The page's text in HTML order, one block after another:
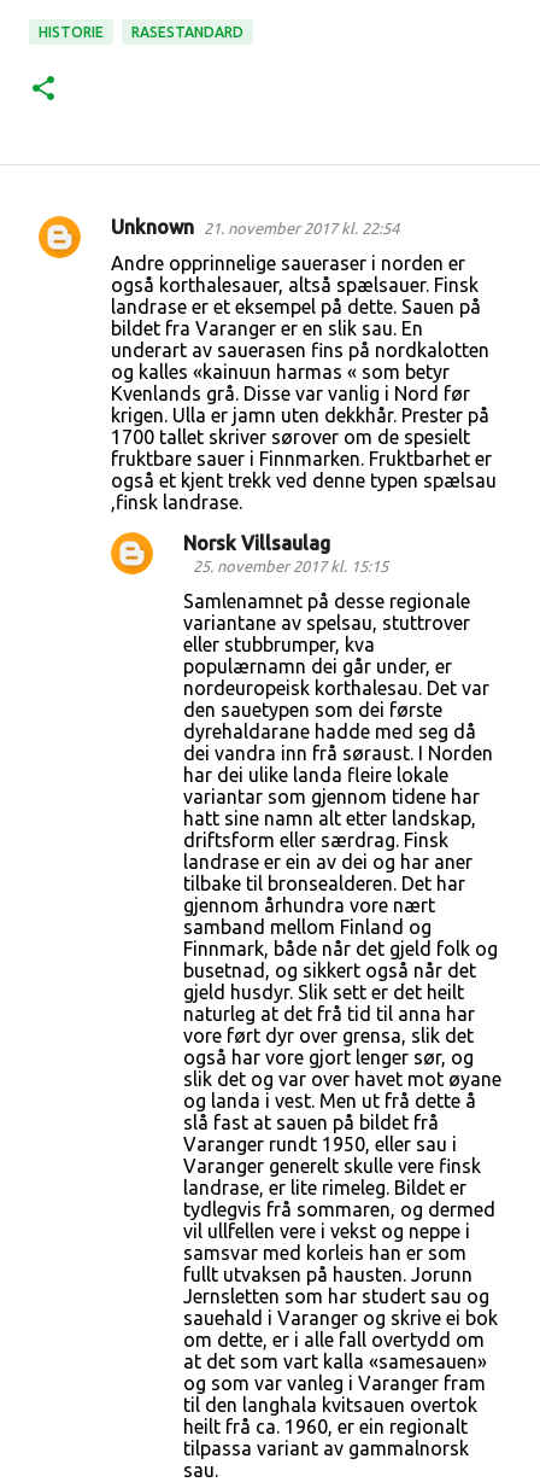
HISTORIE RASESTANDARD
K
Unknown 21. november 2017 kl. 22:54
Andre opprinnelige saueraser i norden er
også korthalesauer, altså spælsauer. Finsk
landrase er et eksempel på dette. Sauen på
bildet fra Varanger er en slik sau. En
underart av sauerasen fins på nordkalotten
og kalles «kainuun harmas « som betyr
Kvenlands grå. Disse var vanlig i Nord før
krigen. Ulla er jamn uten dekkhår. Prester på
1700 tallet skriver sørover om de spesielt
fruktbare sauer i Finnmarken. Fruktbarhet er
også et kjent trekk ved denne typen spælsau
,finsk landrase.
Norsk Villsaulag
25. november 2017 kl. 15:15
Samlenamnet på desse regionale
variantane av spelsau, stuttrover
eller stubbrumper, kva
populærnamn dei går under, er
nordeuropeisk korthalesau. Det var
den sauetypen som dei første
dyrehaldarane hadde med seg då
dei vandra inn frå søraust. I Norden
har dei ulike landa fleire lokale
variantar som gjennom tidene har
hatt sine namn alt etter landskap,
driftsform eller særdrag. Finsk
landrase er ein av dei og har aner
tilbake til bronsealderen. Det har
gjennom århundra vore nært
samband mellom Finland og
Finnmark, både når det gjeld folk og
busetnad, og sikkert også når det
gjeld husdyr. Slik sett er det heilt
naturleg at det frå tid til anna har
vore ført dyr over grensa, slik det
også har vore gjort lenger sør, og
slik det og var over havet mot øyane
og landa i vest. Men ut frå dette å
slå fast at sauen på bildet frå
Varanger rundt 1950, eller sau i
Varanger generelt skulle vere finsk
landrase, er lite rimeleg. Bildet er
tydlegvis frå sommaren, og dermed
vil ullfellen vere i vekst og neppe i
samsvar med korleis han er som
fullt utvaksen på hausten. Jorunn
Jernsletten som har studert sau og
sauehald i Varanger og skrive ei bok
om dette, er i alle fall overtydd om
at det som vart kalla «samesauen»
og som var vanleg i Varanger fram
til den langhala kvitsauen overtok
heilt frå ca. 1960, er ein regionalt
tilpassa variant av gammalnorsk
sau.